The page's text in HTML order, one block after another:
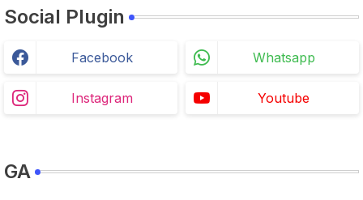
Social Plugin
Facebook Whatsapp
Instagram Youtube
GA